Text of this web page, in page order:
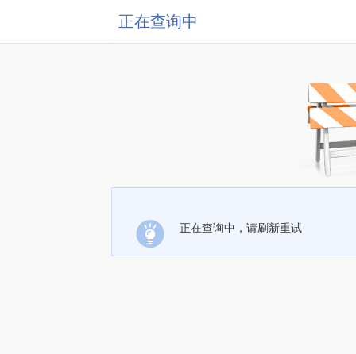
正在查询中
正在查询中，请刷新重试